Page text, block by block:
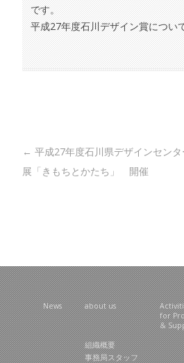
です。
平成27年度石川デザイン賞につい
← 平成27年度石川県デザインセン
展「きもちとかたち」 開催
News about us
for
&
組織概要
事務局スタッフ